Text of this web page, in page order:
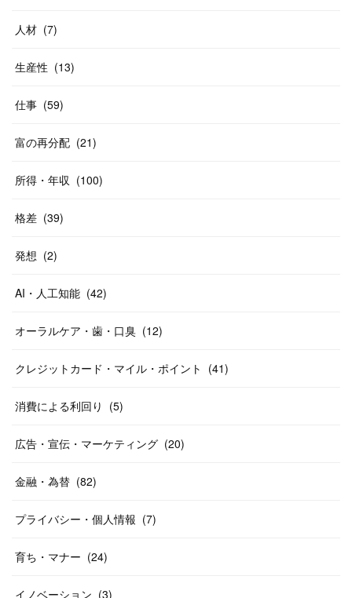
人材 (7)
生産性 (13)
仕事 (59)
富の再分配 (21)
所得・年収 (100)
格差 (39)
発想 (2)
AI・人工知能 (42)
オーラルケア・歯・口臭 (12)
クレジットカード・マイル・ポイント (41)
消費による利回り (5)
広告・宣伝・マーケティング (20)
金融・為替 (82)
プライバシー・個人情報 (7)
育ち・マナー (24)
イノベーション (3)